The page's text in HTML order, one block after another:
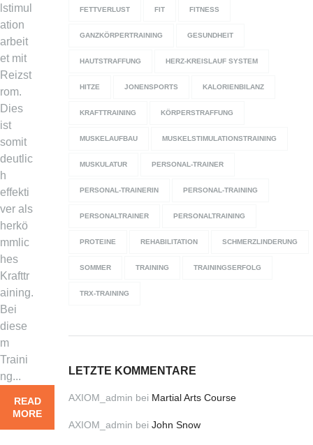
lstimul
ation
arbeit
et mit
Reizst
rom.
Dies
ist
somit
deutlic
h
effekti
ver als
herkö
mmlic
hes
Krafttr
aining.
Bei
diese
m
Traini
ng...
READ
MORE
FETTVERLUST FIT FITNESS
GANZKÖRPERTRAINING GESUNDHEIT
HAUTSTRAFFUNG HERZ-KREISLAUF SYSTEM
HITZE JONENSPORTS KALORIENBILANZ
KRAFTTRAINING KÖRPERSTRAFFUNG
MUSKELAUFBAU MUSKELSTIMULATIONSTRAINING
MUSKULATUR PERSONAL-TRAINER
PERSONAL-TRAINERIN PERSONAL-TRAINING
PERSONALTRAINER PERSONALTRAINING
PROTEINE REHABILITATION SCHMERZLINDERUNG
SOMMER TRAINING TRAININGSERFOLG
TRX-TRAINING
LETZTE KOMMENTARE
AXIOM_admin bei Martial Arts Course
AXIOM_admin bei John Snow